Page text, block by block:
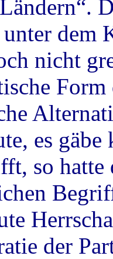
dem
nicht
es
so hatte
der